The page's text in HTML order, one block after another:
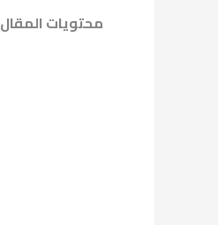
s c
محتويات المقال